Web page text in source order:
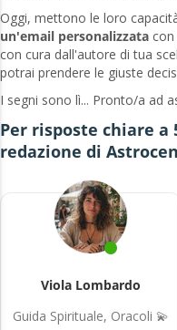
Oggi, mettono le loro
un'email personalizzata
con cura dall'autore di tua
potrai prendere le giuste
I segni sono lì... Pronto/a ad
Per risposte chiare a
redazione di
Viola Lombardo
Guida Spirituale, Oracoli 💫